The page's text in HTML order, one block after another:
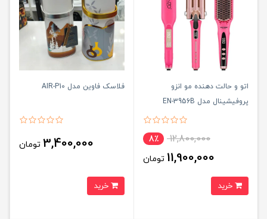
اتو و حالت دهنده مو انزو
پروفیشینال مدل EN-3956B
12,800,000 8٪
11,900,000 تومان
فلاسک فاوین مدل AIR-P10
3,400,000 تومان